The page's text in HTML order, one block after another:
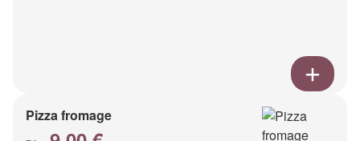
Pizza fromage